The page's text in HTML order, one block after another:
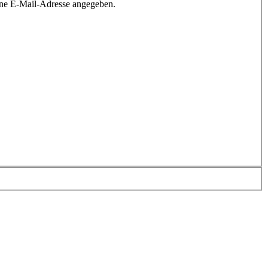
E-Mail-Adresse angegeben.